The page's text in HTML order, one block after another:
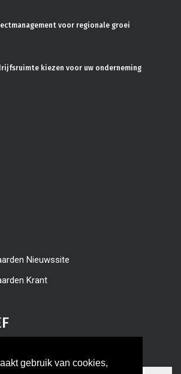
gebruik van cookies,
voor regionale groei
kiezen voor uw onderneming
Nieuwssite
Krant